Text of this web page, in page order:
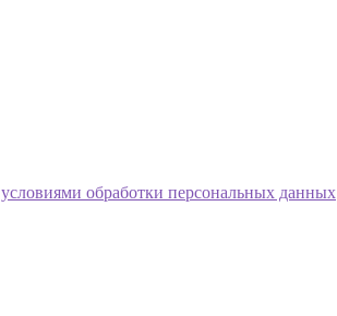
условиями обработки персональных данных